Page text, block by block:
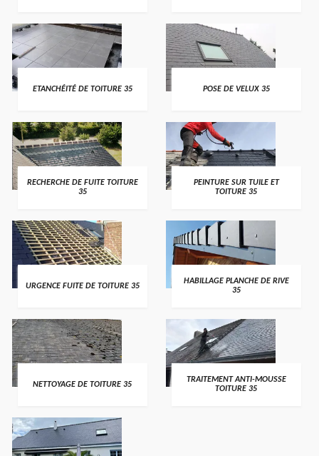
ETANCHÉITÉ DE TOITURE 35 POSE DE VELUX 35
RECHERCHE DE FUITE TOITURE
35
PEINTURE SUR TUILE ET
TOITURE 35
URGENCE FUITE DE TOITURE 35
HABILLAGE PLANCHE DE RIVE
35
NETTOYAGE DE TOITURE 35
TRAITEMENT ANTI-MOUSSE
TOITURE 35